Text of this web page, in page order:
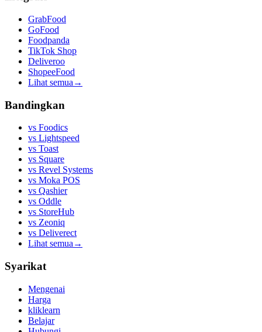
GrabFood
GoFood
Foodpanda
TikTok Shop
Deliveroo
ShopeeFood
Lihat semua →
Bandingkan
vs Foodics
vs Lightspeed
vs Toast
vs Square
vs Revel Systems
vs Moka POS
vs Qashier
vs Oddle
vs StoreHub
vs Zeoniq
vs Deliverect
Lihat semua →
Syarikat
Mengenai
Harga
kliklearn
Belajar